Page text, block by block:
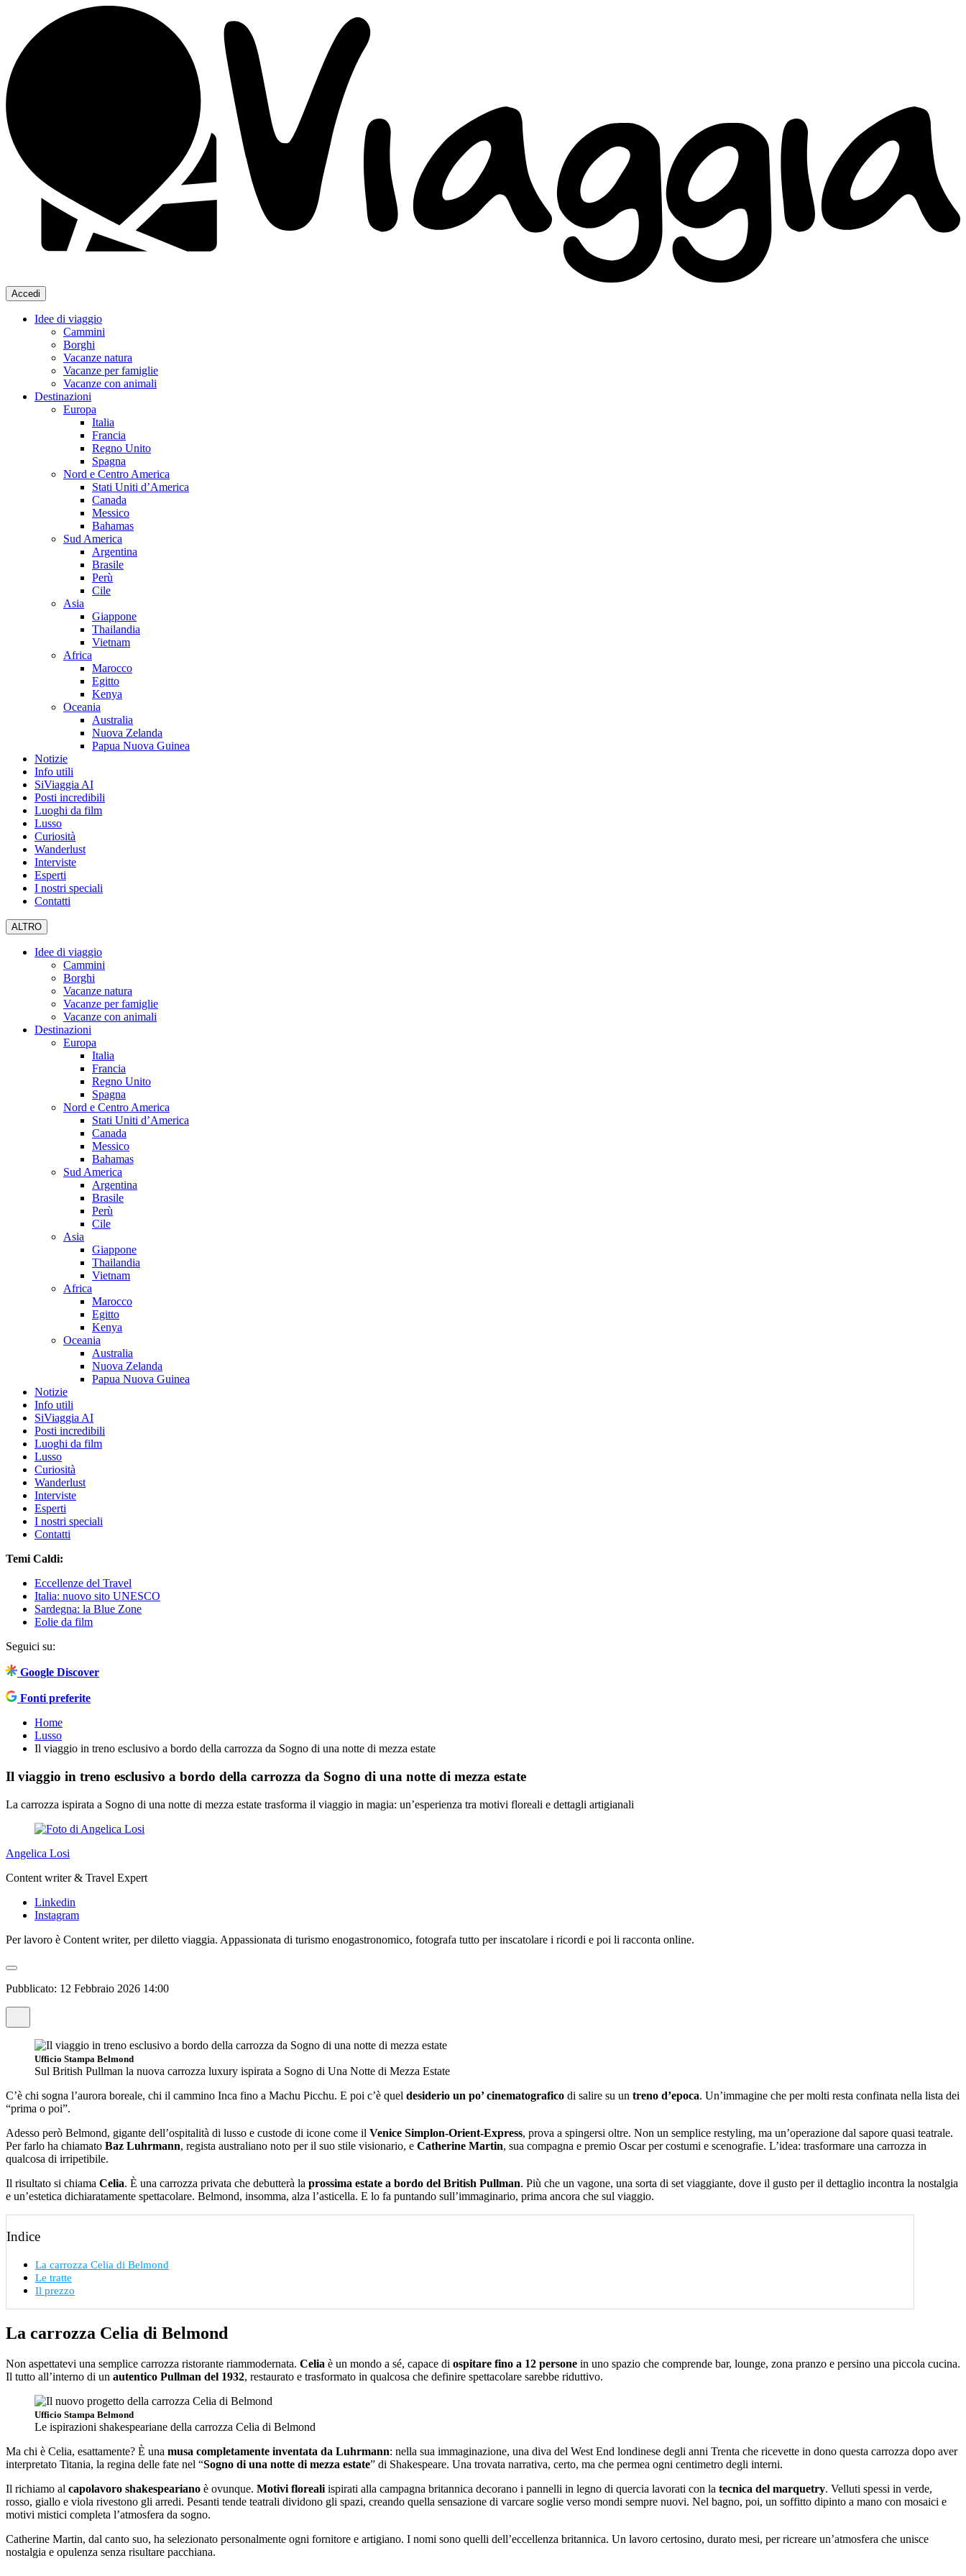
Accedi
Idee di viaggio
Cammini
Borghi
Vacanze natura
Vacanze per famiglie
Vacanze con animali
Destinazioni
Europa
Italia
Francia
Regno Unito
Spagna
Nord e Centro America
Stati Uniti d’America
Canada
Messico
Bahamas
Sud America
Argentina
Brasile
Perù
Cile
Asia
Giappone
Thailandia
Vietnam
Africa
Marocco
Egitto
Kenya
Oceania
Australia
Nuova Zelanda
Papua Nuova Guinea
Notizie
Info utili
SiViaggia AI
Posti incredibili
Luoghi da film
Lusso
Curiosità
Wanderlust
Interviste
Esperti
I nostri speciali
Contatti
ALTRO
Idee di viaggio
Cammini
Borghi
Vacanze natura
Vacanze per famiglie
Vacanze con animali
Destinazioni
Europa
Italia
Francia
Regno Unito
Spagna
Nord e Centro America
Stati Uniti d’America
Canada
Messico
Bahamas
Sud America
Argentina
Brasile
Perù
Cile
Asia
Giappone
Thailandia
Vietnam
Africa
Marocco
Egitto
Kenya
Oceania
Australia
Nuova Zelanda
Papua Nuova Guinea
Notizie
Info utili
SiViaggia AI
Posti incredibili
Luoghi da film
Lusso
Curiosità
Wanderlust
Interviste
Esperti
I nostri speciali
Contatti
Temi Caldi:
Eccellenze del Travel
Italia: nuovo sito UNESCO
Sardegna: la Blue Zone
Eolie da film
Seguici su:
Google Discover
Fonti preferite
Home
Lusso
Il viaggio in treno esclusivo a bordo della carrozza da Sogno di una notte di mezza estate
Il viaggio in treno esclusivo a bordo della carrozza da Sogno di una notte di mezza estate
La carrozza ispirata a Sogno di una notte di mezza estate trasforma il viaggio in magia: un’esperienza tra motivi floreali e dettagli artigianali
Angelica Losi
Content writer & Travel Expert
Linkedin
Instagram
Per lavoro è Content writer, per diletto viaggia. Appassionata di turismo enogastronomico, fotografa tutto per inscatolare i ricordi e poi li racconta online.
Pubblicato: 12 Febbraio 2026 14:00
Ufficio Stampa Belmond
Sul British Pullman la nuova carrozza luxury ispirata a Sogno di Una Notte di Mezza Estate
C’è chi sogna l’aurora boreale, chi il cammino Inca fino a Machu Picchu. E poi c’è quel desiderio un po’ cinematografico di salire su un treno d’epoca. Un’immagine che per molti resta confinata nella lista dei
“prima o poi”.
Adesso però Belmond, gigante dell’ospitalità di lusso e custode di icone come il Venice Simplon-Orient-Express, prova a spingersi oltre. Non un semplice restyling, ma un’operazione dal sapore quasi teatrale.
Per farlo ha chiamato Baz Luhrmann, regista australiano noto per il suo stile visionario, e Catherine Martin, sua compagna e premio Oscar per costumi e scenografie. L’idea: trasformare una carrozza in
qualcosa di irripetibile.
Il risultato si chiama Celia. È una carrozza privata che debutterà la prossima estate a bordo del British Pullman. Più che un vagone, una sorta di set viaggiante, dove il gusto per il dettaglio incontra la nostalgia
e un’estetica dichiaratamente spettacolare. Belmond, insomma, alza l’asticella. E lo fa puntando sull’immaginario, prima ancora che sul viaggio.
Indice
La carrozza Celia di Belmond
Le tratte
Il prezzo
La carrozza Celia di Belmond
Non aspettatevi una semplice carrozza ristorante riammodernata. Celia è un mondo a sé, capace di ospitare fino a 12 persone in uno spazio che comprende bar, lounge, zona pranzo e persino una piccola cucina.
Il tutto all’interno di un autentico Pullman del 1932, restaurato e trasformato in qualcosa che definire spettacolare sarebbe riduttivo.
Ufficio Stampa Belmond
Le ispirazioni shakespeariane della carrozza Celia di Belmond
Ma chi è Celia, esattamente? È una musa completamente inventata da Luhrmann: nella sua immaginazione, una diva del West End londinese degli anni Trenta che ricevette in dono questa carrozza dopo aver
interpretato Titania, la regina delle fate nel “Sogno di una notte di mezza estate” di Shakespeare. Una trovata narrativa, certo, ma che permea ogni centimetro degli interni.
Il richiamo al capolavoro shakespeariano è ovunque. Motivi floreali ispirati alla campagna britannica decorano i pannelli in legno di quercia lavorati con la tecnica del marquetry. Velluti spessi in verde,
rosso, giallo e viola rivestono gli arredi. Pesanti tende teatrali dividono gli spazi, creando quella sensazione di varcare soglie verso mondi sempre nuovi. Nel bagno, poi, un soffitto dipinto a mano con mosaici e
motivi mistici completa l’atmosfera da sogno.
Catherine Martin, dal canto suo, ha selezionato personalmente ogni fornitore e artigiano. I nomi sono quelli dell’eccellenza britannica. Un lavoro certosino, durato mesi, per ricreare un’atmosfera che unisce
nostalgia e opulenza senza risultare pacchiana.